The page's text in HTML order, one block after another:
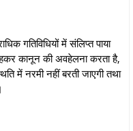
में संलिप्त पाया
कानून की अवहेलना करता है,
में नरमी नहीं बरती जाएगी तथा